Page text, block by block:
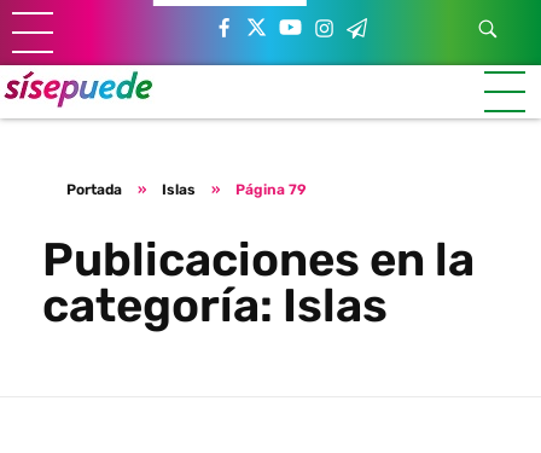
Sí se puede Canarias
Únete al movimiento ecosocialista
Portada » Islas » Página 79
Publicaciones en la
categoría: Islas